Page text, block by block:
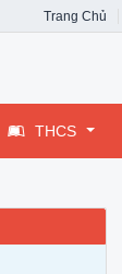
Trang Chủ
THCS